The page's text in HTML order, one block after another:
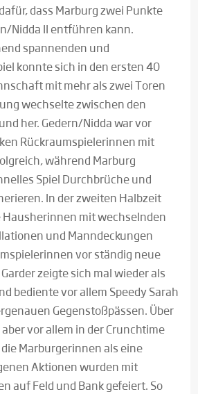
dass Marburg zwei Punkte
Nidda II entführen kann.
spannenden und
konnte sich in den ersten 40
mit mehr als zwei Toren
wechselte zwischen den
her. Gedern/Nidda war vor
Rückraumspielerinnen mit
während Marburg
Spiel Durchbrüche und
In der zweiten Halbzeit
Hausherinnen mit wechselnden
und Manndeckungen
vor ständig neue
zeigte sich mal wieder als
bediente vor allem Speedy Sarah
Gegenstoßpässen. Über
vor allem in der Crunchtime
Marburgerinnen als eine
Aktionen wurden mit
auf Feld und Bank gefeiert. So